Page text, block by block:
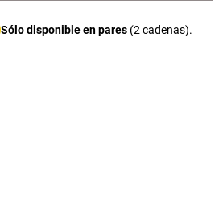
Sólo disponible en pares (2 cadenas).